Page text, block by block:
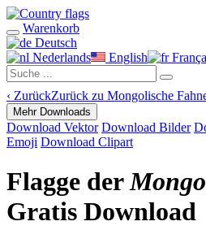
Warenkorb
Deutsch
Nederlands
English
‹ ZurückZurück zu Mongolische
Mehr Downloads
Download Vektor Download Bilder
Emoji Download Clipart
Flagge der
Gratis Download